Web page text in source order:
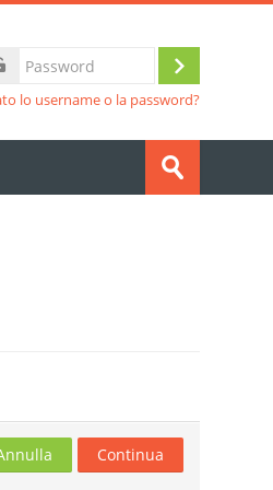
Login
lo username o la password?
Invia
Continua